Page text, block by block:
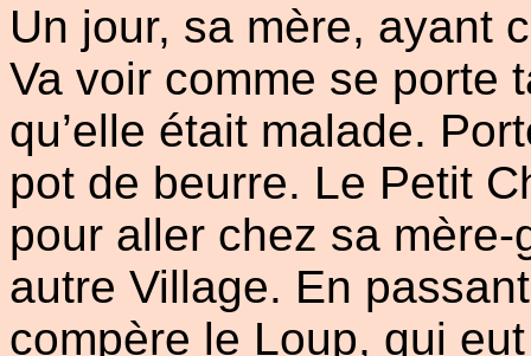
Un jour, sa mère, ayant
Va voir comme se porte
qu’elle était malade.
pot de beurre. Le Petit
pour aller chez sa
autre Village. En
compère le Loup, qui